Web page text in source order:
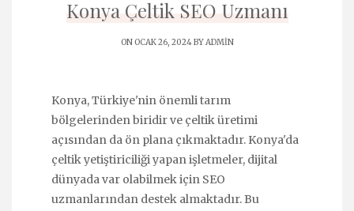
Konya Çeltik SEO Uzmanı
ON OCAK 26, 2024 BYADMIN
Konya, Türkiye'nin önemli tarım
bölgelerinden biridir ve çeltik üretimi
açısından da ön plana çıkmaktadır. Konya'da
çeltik yetiştiriciliği yapan işletmeler, dijital
dünyada var olabilmek için SEO
uzmanlarından destek almaktadır. Bu